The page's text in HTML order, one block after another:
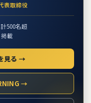
表取締役
500名超
載
見る →
→